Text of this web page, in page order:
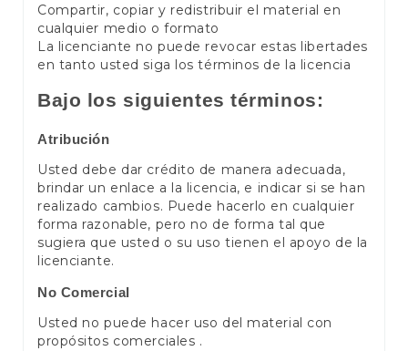
Compartir, copiar y redistribuir el material en
cualquier medio o formato
La licenciante no puede revocar estas libertades
en tanto usted siga los términos de la licencia
Bajo los siguientes términos:
Atribución
Usted debe dar crédito de manera adecuada,
brindar un enlace a la licencia, e indicar si se han
realizado cambios. Puede hacerlo en cualquier
forma razonable, pero no de forma tal que
sugiera que usted o su uso tienen el apoyo de la
licenciante.
No Comercial
Usted no puede hacer uso del material con
propósitos comerciales .